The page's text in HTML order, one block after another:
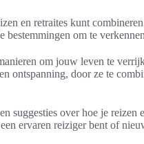
en retraites kunt
om te
om jouw leven te
ontspanning, door ze te
suggesties over hoe je reizen
ervaren reiziger bent of